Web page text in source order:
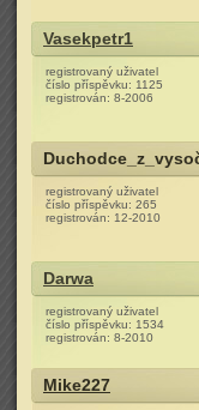
Vasekpetr1
registrovaný uživatel
číslo příspěvku: 1125
registrován: 8-2006
registrovaný uživatel
číslo příspěvku: 265
registrován: 12-2010
Darwa
registrovaný uživatel
číslo příspěvku: 1534
registrován: 8-2010
Mike227